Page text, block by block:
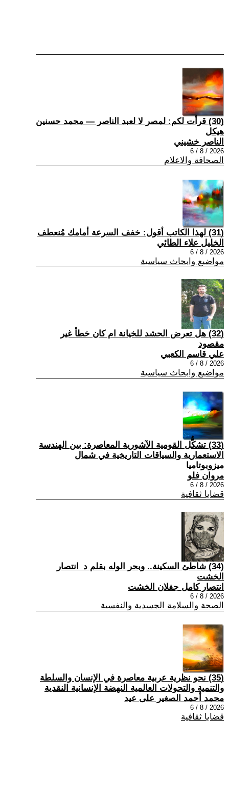
(30) قرأت لكم: لمصر لا لعبد الناصر — محمد حسنين
هيكل
الناصر خشيني
2026 / 8 / 6
الصحافة والاعلام
(31) لهذا الكاتب أقول: خفف السرعة أمامك مُنعطف
الخليل علاء الطائي
2026 / 8 / 6
مواضيع وابحاث سياسية
(32) هل تعرض الحشد للخيانة ام كان خطأ غير
مقصود
علي قاسم الكعبي
2026 / 8 / 6
مواضيع وابحاث سياسية
(33) تشكُّل القومية الآشورية المعاصرة: بين الهندسة
الاستعمارية والسياقات التاريخية في شمال
ميزوبوتاميا
مروان فلو
2026 / 8 / 6
قضايا ثقافية
(34) شاطئ السكينة.. وبحر الوله بقلم د_انتصار
الخشت
انتصار كامل جفلان الخشت
2026 / 8 / 6
الصحة والسلامة الجسدية والنفسية
(35) نحو نظرية عربية معاصرة في الإنسان والسلطة
والتنمية والتحولات العالمية النهضة الإنسانية النقدية
محمد أحمد الصغير على عيد
2026 / 8 / 6
قضايا ثقافية